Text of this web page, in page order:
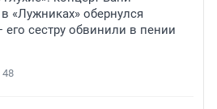
«Лужниках» обернулся
сестру обвинили в пении
48